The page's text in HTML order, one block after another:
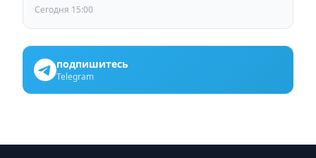
Сегодня 15:00
подпишитесь
Telegram